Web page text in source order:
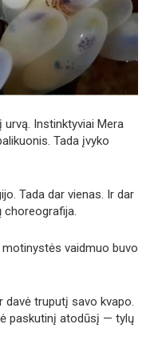
Instinktyviai Mera
Tada įvyko
Tada dar vienas. Ir dar
choreografija.
vaidmuo buvo
davė truputį savo kvapo.
paskutinį atodūsį — tylų